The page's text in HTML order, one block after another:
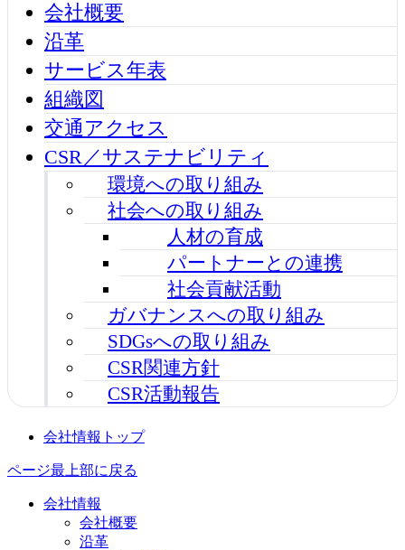
会社概要
沿革
サービス年表
組織図
交通アクセス
CSR／サステナビリティ
環境への取り組み
社会への取り組み
人材の育成
パートナーとの連携
社会貢献活動
ガバナンスへの取り組み
SDGsへの取り組み
CSR関連方針
CSR活動報告
会社情報トップ
ページ最上部に戻る
会社情報
会社概要
沿革